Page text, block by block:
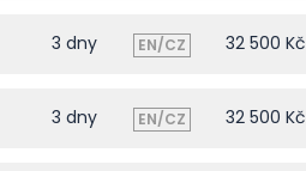
3 dny EN/CZ 32 500 Kč
3 dny EN/CZ 32 500 Kč